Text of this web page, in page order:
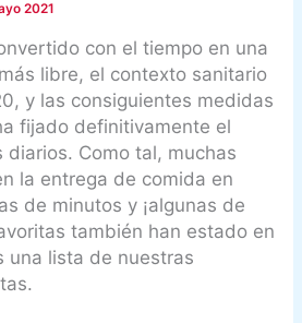
2021
con el tiempo en una
libre, el contexto sanitario
y las consiguientes medidas
fijado definitivamente el
Como tal, muchas
la entrega de comida en
de minutos y ¡algunas de
también han estado en
una lista de nuestras